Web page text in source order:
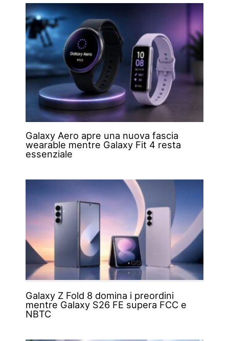
Galaxy Aero apre una nuova fascia
wearable mentre Galaxy Fit 4 resta
essenziale
Galaxy Z Fold 8 domina i preordini
mentre Galaxy S26 FE supera FCC e
NBTC